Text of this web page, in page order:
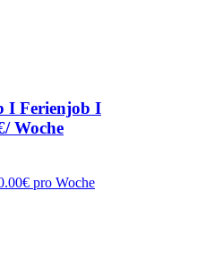
I Ferienjob I
Woche
pro Woche